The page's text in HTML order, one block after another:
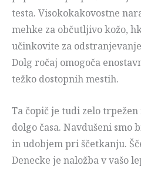
testa. Visokokakovostne
mehke za občutljivo kožo,
učinkovite za
Dolg ročaj omogoča
težko dostopnih mestih.
Ta čopič je tudi zelo
dolgo časa. Navdušeni smo
in udobjem pri ščetkanju.
Denecke je naložba v vašo